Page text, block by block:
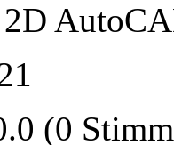
(0